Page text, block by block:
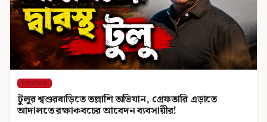
শিরোনাম
টুলুর শ্বশুরবাড়িতে তল্লাশি অভিযান, গ্রেফতারি এড়াতে
আদালতে রক্ষাকবচের আবেদন ব্যবসায়ীর!